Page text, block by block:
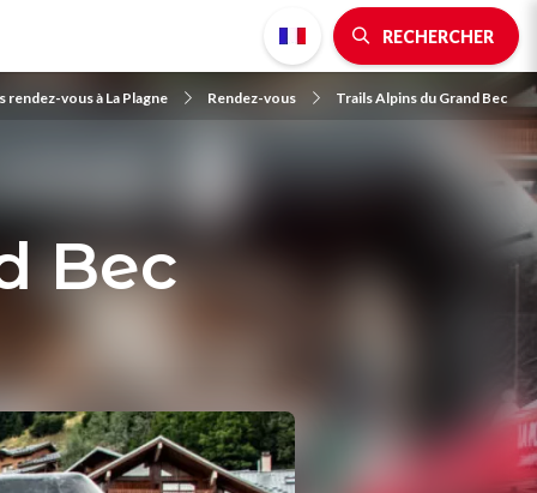
RECHERCHER
rendez-vous à La Plagne Rendez-vous Trails Alpins du Grand Bec
Bec